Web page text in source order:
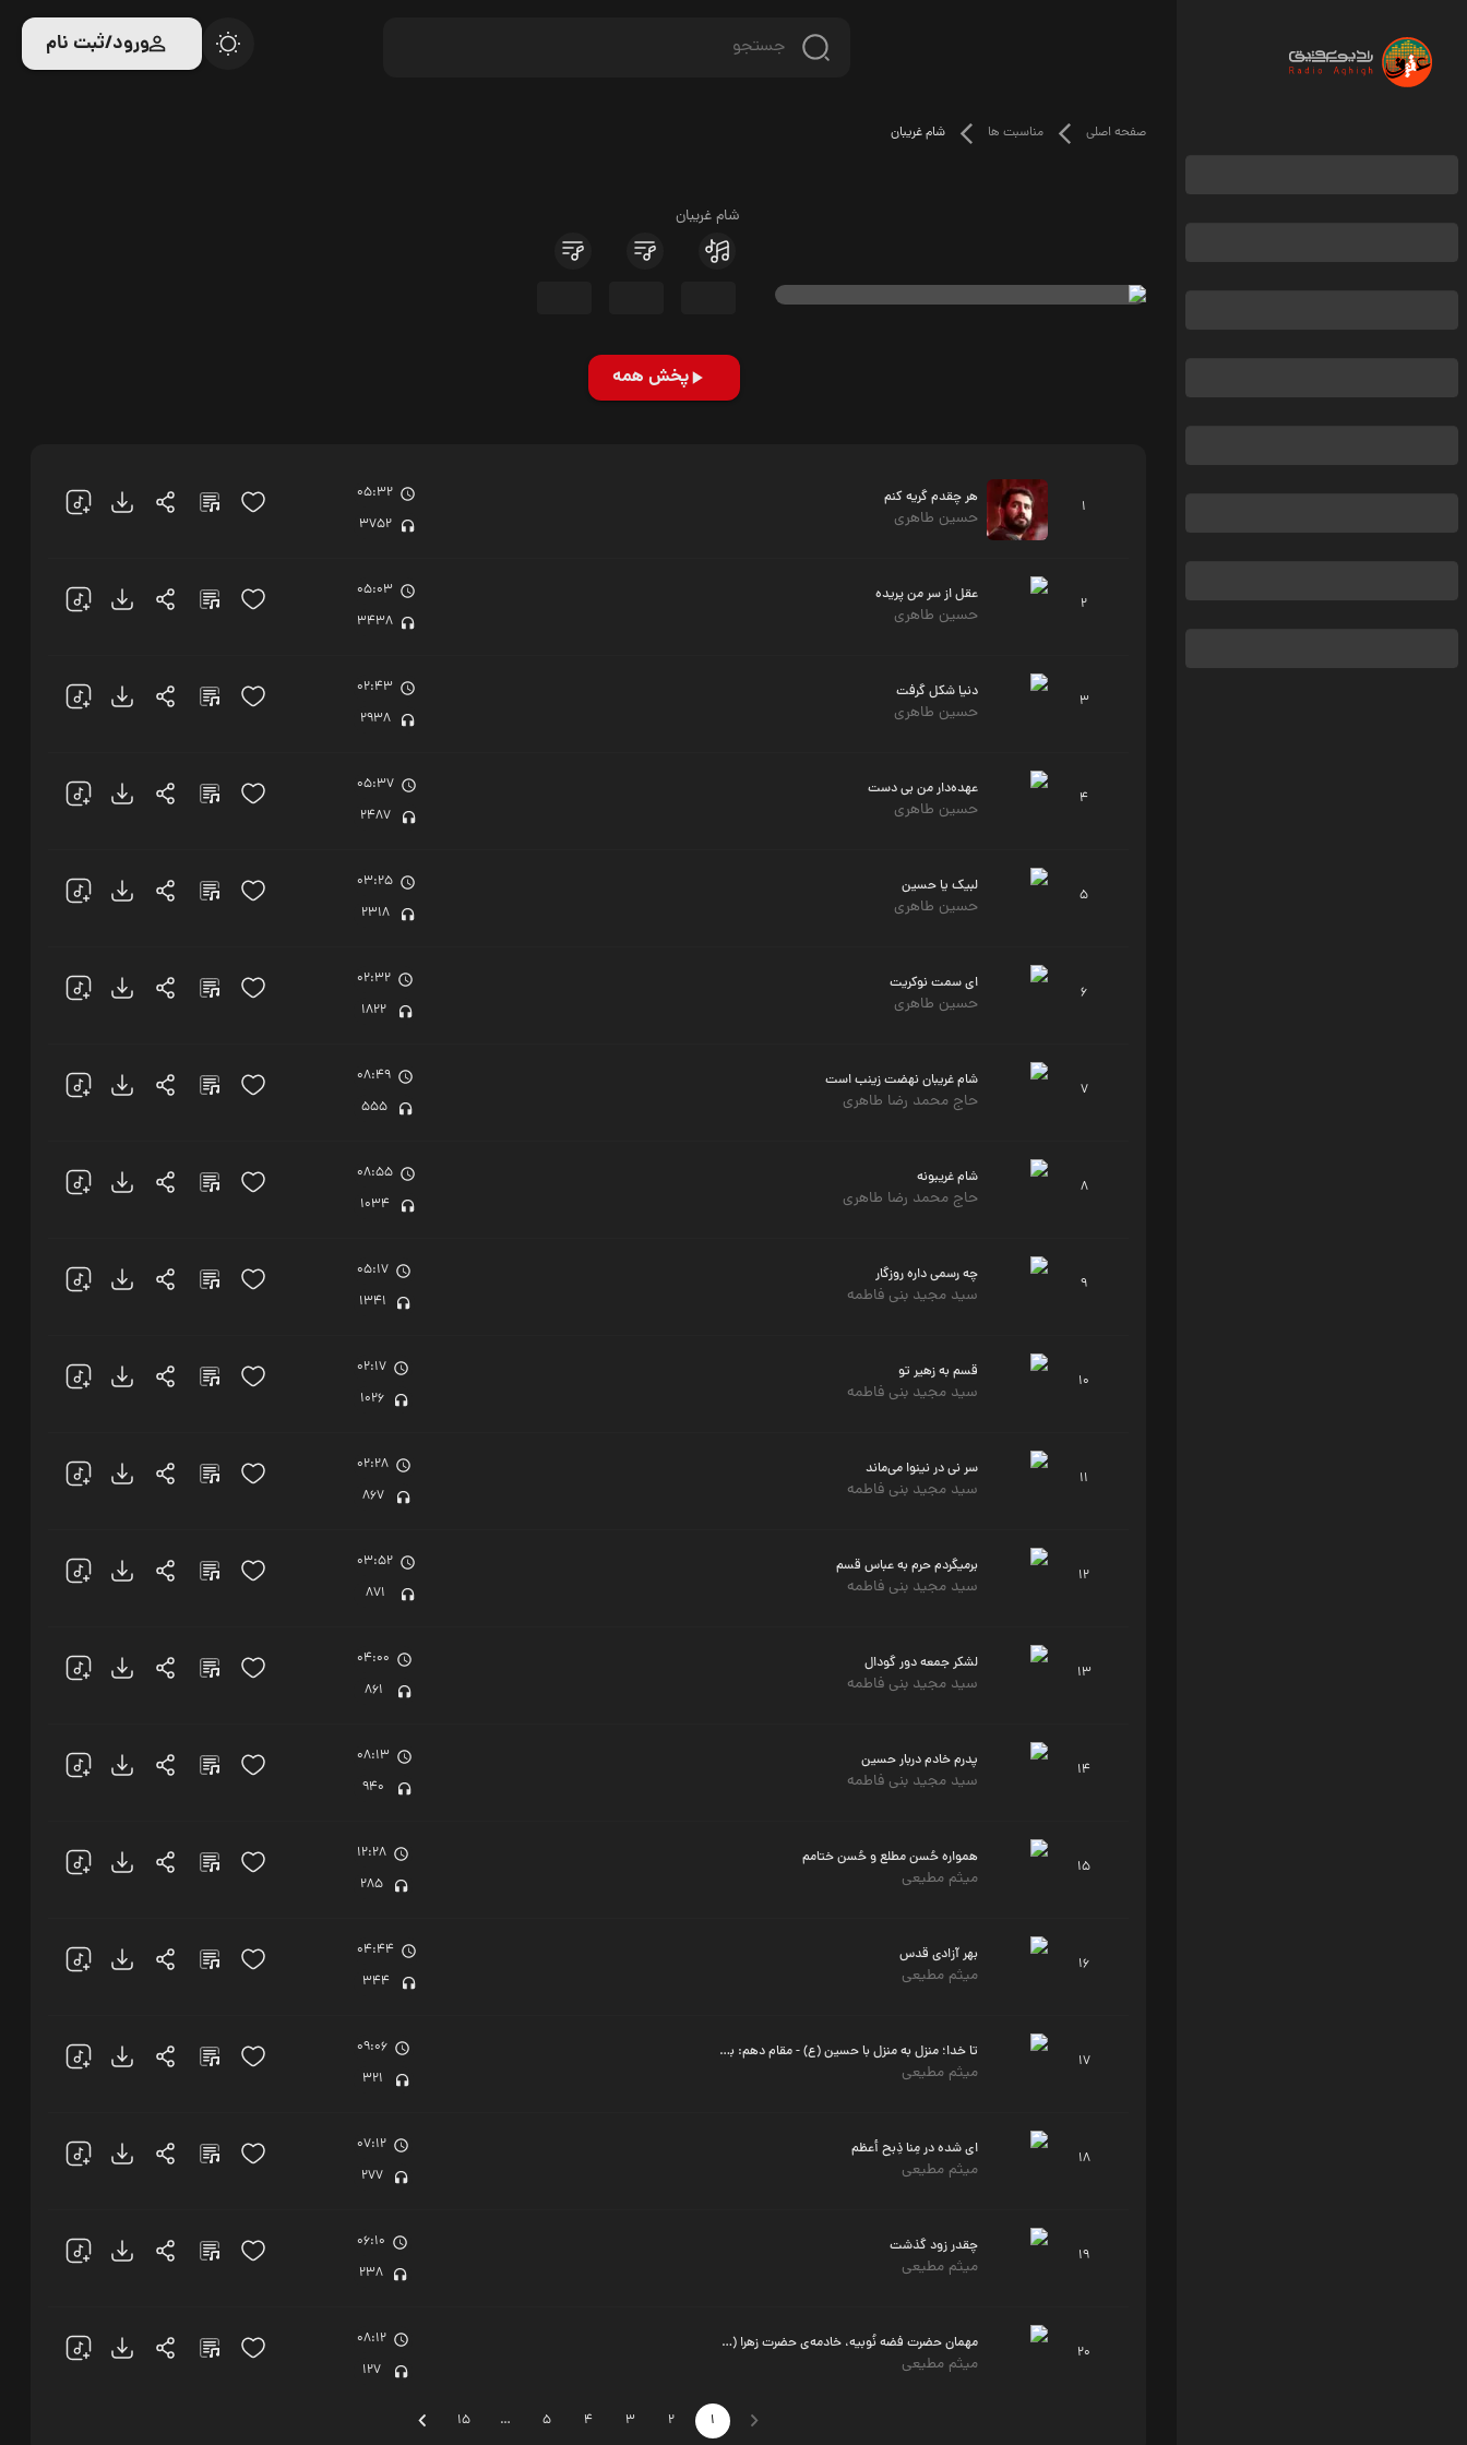
ورود/ثبت نام
صفحه اصلی مناسبت ها شام غریبان
شام غریبان
پخش همه
1 هر چقدم گریه کنم
حسین طاهری
05:32
3752
2 عقل از سر من پریده
حسین طاهری
05:03
3438
3 دنیا شکل گرفت
حسین طاهری
02:43
2938
4 عهده‌دار من بی دست
حسین طاهری
05:37
2487
5 لبیک یا حسین
حسین طاهری
03:25
2318
6 ای سمت نوکریت
حسین طاهری
02:32
1822
7 شام غریبان نهضت زینب است
حاج محمد رضا طاهری
08:49
555
8 شام غریبونه
حاج محمد رضا طاهری
08:55
1034
9 چه رسمی داره روزگار
سید مجید بنی فاطمه
05:17
1341
10 قسم به زهیر تو
سید مجید بنی فاطمه
02:17
1026
11 سر نی در نینوا می‌ماند
سید مجید بنی فاطمه
02:28
867
12 برمیگردم حرم به عباس قسم
سید مجید بنی فاطمه
03:52
871
13 لشکر جمعه دور گودال
سید مجید بنی فاطمه
04:00
861
14 پدرم خادم دربار حسین
سید مجید بنی فاطمه
08:13
940
15 همواره حُسن مطلع و حُسن ختامم
میثم مطیعی
12:28
285
16 بهر آزادی قدس
میثم مطیعی
04:44
344
17 تا خدا؛ منزل به منزل با حسین (ع) - مقام دهم: بقاء باللّه
میثم مطیعی
09:06
321
18 ای شده در مِنا ذِبح أعظم
میثم مطیعی
07:12
277
19 چقدر زود گذشت
میثم مطیعی
06:10
238
20 مهمان حضرت فضه نُوبیه، خادمه‌ی حضرت زهرا (س)
میثم مطیعی
08:12
127
1
2
3
4
5
…
15